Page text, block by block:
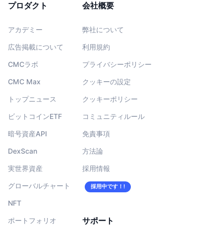
プロダクト
アカデミー
広告掲載について
CMCラボ
CMC Max
トップニュース
ビットコインETF
暗号資産API
DexScan
実世界資産
グローバルチャート
NFT
ポートフォリオ
会社概要
弊社について
利用規約
プライバシーポリシー
クッキーの設定
クッキーポリシー
コミュニティルール
免責事項
方法論
採用情報
採用中です！!
サポート